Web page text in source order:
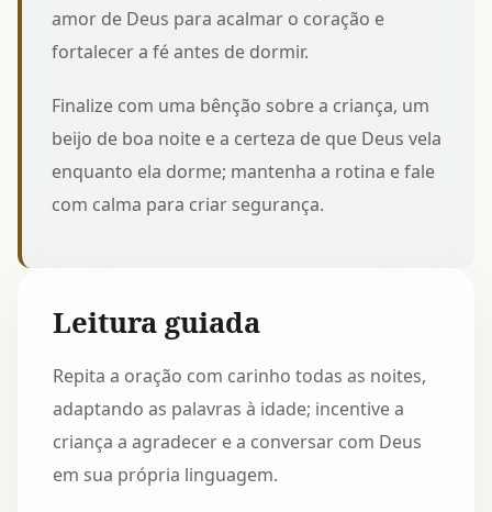
amor de Deus para acalmar o coração e
fortalecer a fé antes de dormir.
Finalize com uma bênção sobre a criança, um
beijo de boa noite e a certeza de que Deus vela
enquanto ela dorme; mantenha a rotina e fale
com calma para criar segurança.
Leitura guiada
Repita a oração com carinho todas as noites,
adaptando as palavras à idade; incentive a
criança a agradecer e a conversar com Deus
em sua própria linguagem.